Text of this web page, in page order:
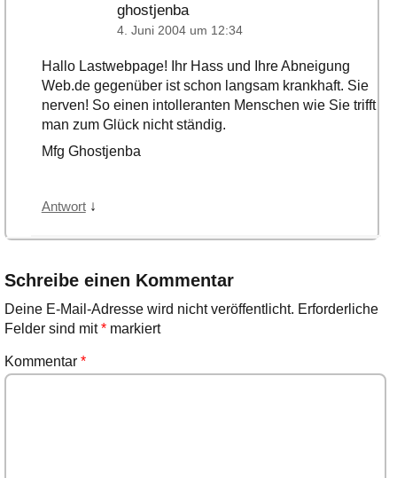
ghostjenba
4. Juni 2004 um 12:34
Hallo Lastwebpage! Ihr Hass und Ihre Abneigung
Web.de gegenüber ist schon langsam krankhaft. Sie
nerven! So einen intolleranten Menschen wie Sie trifft
man zum Glück nicht ständig.
Mfg Ghostjenba
Antwort ↓
Schreibe einen Kommentar
Deine E-Mail-Adresse wird nicht veröffentlicht. Erforderliche
Felder sind mit*markiert
Kommentar *